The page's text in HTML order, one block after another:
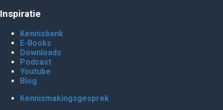
Inspiratie
Kennisbank
E-Books
Downloads
Podcast
Youtube
Blog
Kennismakingsgesprek